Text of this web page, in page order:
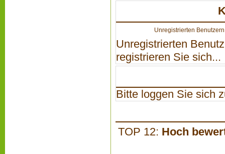
Unregistrierten
Unregistrierten
registrieren Sie sich...
Bitte loggen Sie sich
TOP 12: Hoch